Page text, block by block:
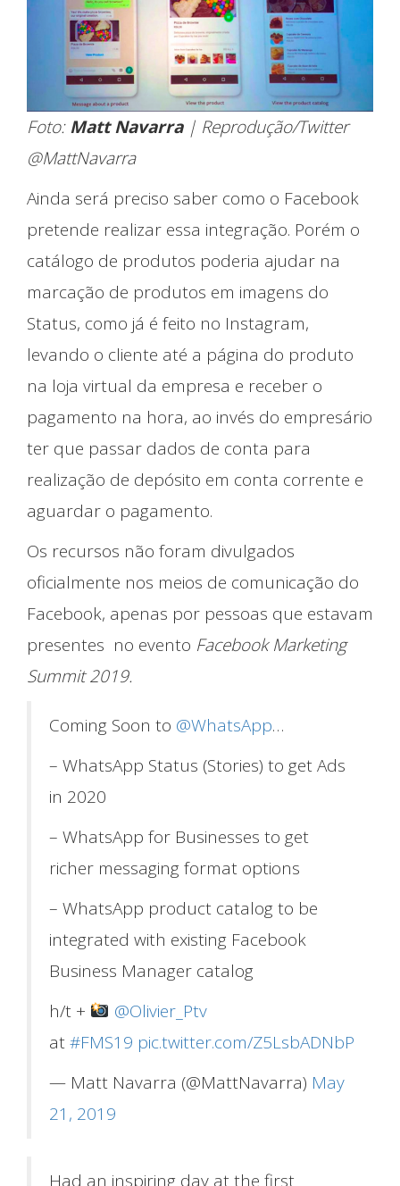
O que Fazemos
Foto:Matt Navarra| Reprodução/Twitter
@MattNavarra
Ainda será preciso saber como o Facebook
pretende realizar essa integração. Porém o
catálogo de produtos poderia ajudar na
marcação de produtos em imagens do
Status, como já é feito no Instagram,
levando o cliente até a página do produto
na loja virtual da empresa e receber o
pagamento na hora, ao invés do empresário
ter que passar dados de conta para
realização de depósito em conta corrente e
aguardar o pagamento.
Os recursos não foram divulgados
oficialmente nos meios de comunicação do
Facebook, apenas por pessoas que estavam
presentes no evento Facebook Marketing
Summit 2019.
Coming Soon to @WhatsApp…
– WhatsApp Status (Stories) to get Ads
in 2020
– WhatsApp for Businesses to get
richer messaging format options
– WhatsApp product catalog to be
integrated with existing Facebook
Business Manager catalog
h/t +
@Olivier_Ptv
at#FMS19 pic.twitter.com/Z5LsbADNbP
— Matt Navarra (@MattNavarra) May
21, 2019
Had an inspiring day at the first